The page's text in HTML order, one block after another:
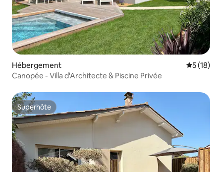
Hébergement
5 (18)
Canopée - Villa d'Architecte & Piscine Privée
Superhôte
Superhôte